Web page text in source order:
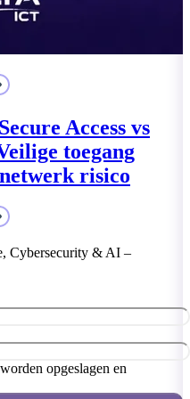
De
Cybersecurity & AI –
opgeslagen en